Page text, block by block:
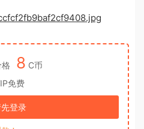
8 C币
免费
登录